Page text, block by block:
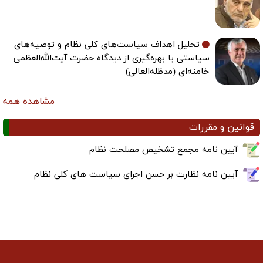
تحلیل اهداف سیاست‌های کلی نظام و توصیه‌های
سیاستی با بهره‌گیری از دیدگاه حضرت آیت‌الله‌العظمی
خامنه‌ای (مدظله‌العالی)
مشاهده همه
قوانین و مقررات
آیین نامه مجمع تشخیص مصلحت نظام
آیین نامه نظارت بر حسن اجرای سیاست های کلی نظام